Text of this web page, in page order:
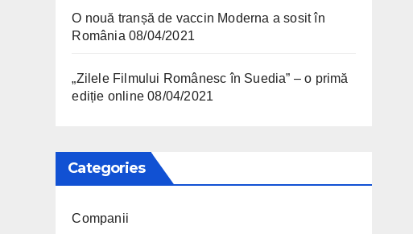
O nouă tranșă de vaccin Moderna a sosit în
România 08/04/2021
„Zilele Filmului Românesc în Suedia” – o primă
ediție online 08/04/2021
Categories
Companii